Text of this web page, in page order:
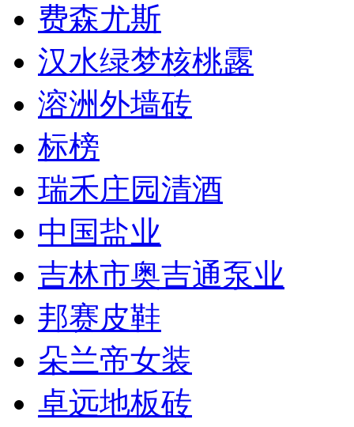
费森尤斯
汉水绿梦核桃露
溶洲外墙砖
标榜
瑞禾庄园清酒
中国盐业
吉林市奥吉通泵业
邦赛皮鞋
朵兰帝女装
卓远地板砖